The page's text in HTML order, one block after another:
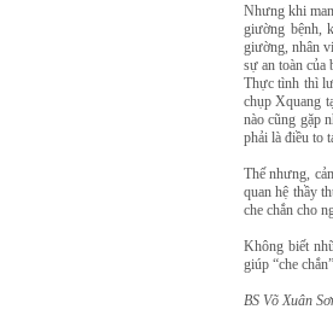
Nhưng khi
giường bệnh,
giường, nhân
sự an toàn của
Thực tình thì
chụp Xquang
nào cũng gặp
phải là điều to
Thế nhưng,
quan hệ thầy
che chắn cho
Không biết
giúp “che
BS Võ Xuân